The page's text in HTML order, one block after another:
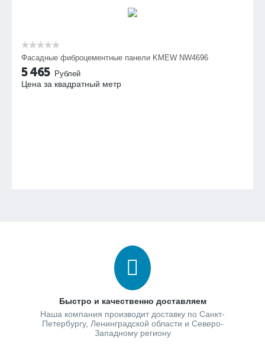
Фасадные фиброцементные панели KMEW NW4696
5 465 Рублей
Цена за квадратный метр
Быстро и качественно доставляем
Наша компания производит доставку по Санкт-
Петербургу, Ленинградской области и Северо-
Западному региону